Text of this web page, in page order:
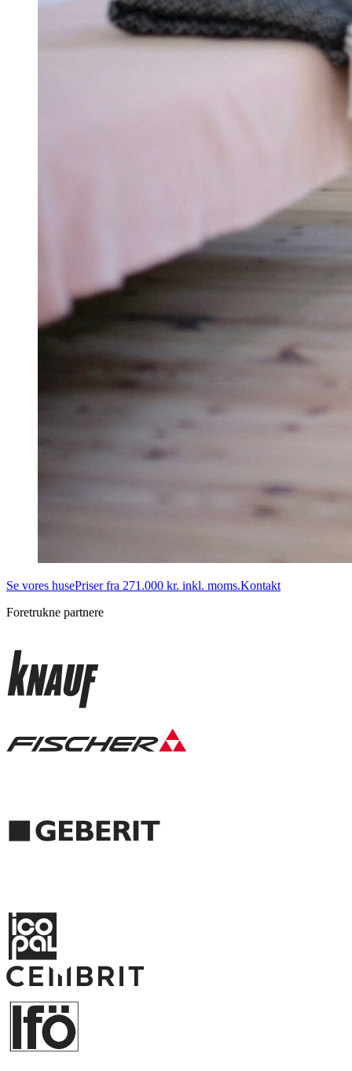
Se vores husePriser fra 271.000 kr. inkl. moms.Kontakt
Foretrukne partnere